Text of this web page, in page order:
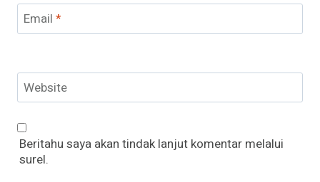
Email *
Website
Beritahu saya akan tindak lanjut komentar melalui
surel.